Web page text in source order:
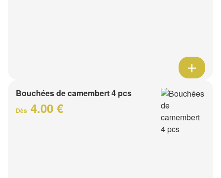
Bouchées de camembert 4 pcs
Dès 4.00 €